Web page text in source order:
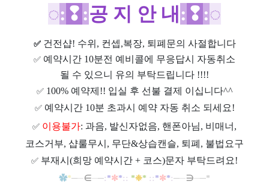
◌: ❢:공 지 안 내 : ❢:◌
✅ 건전샵! 수위, 컨셉,복장, 퇴폐문의 사절합니다
✅ 예약시간 10분전 예비콜에 무응답시 자동취소
될 수 있으니 유의 부탁드립니다 !!!!
✅ 100% 예약제!! 입실 후 선불 결제 이십니다^^
✅ 예약시간 10분 초과시 예약 자동 취소 되세요!
✅ 이용불가: 과음, 발신자없음, 핸폰아님, 비매너,
코스거부, 샵룰무시, 무단&상습캔슬, 퇴폐, 불법요구
✅ 부재시(희망 예약시간 + 코스)문자 부탁드려요!
✿*──∈──: *✼* :: *❉* :: *✼* :──∋──*